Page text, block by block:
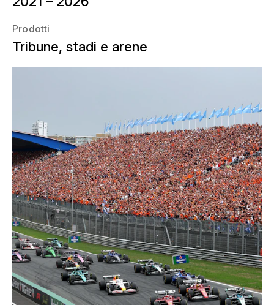
Prodotti
Tribune, stadi e arene
Dal 2021 al 2026, NUSSLI ha realizzato
le tribune temporanee per il Gran
Premio d’Olanda Heineken di Formula 1
a Zandvoort. In occasione del ritorno
della Formula 1 sulla costa olandese del
Mare del Nord, sono state realizzate
tre grandi tribune con un totale di circa
35'000 posti a sedere, oltre ad aree
aggiuntive per gli spettatori situate
sotto le tribune. Il progetto ha posto
sfide particolari in termini di